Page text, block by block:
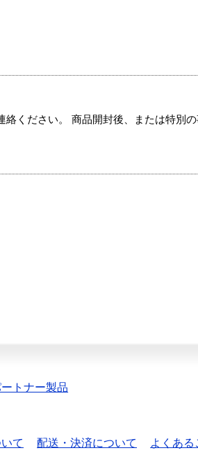
ください。 商品開封後、または特別
トナー製品
て 配送・決済について
よくある